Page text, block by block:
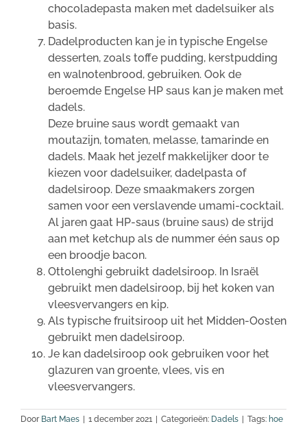
chocoladepasta maken met dadelsuiker als
basis.
Dadelproducten kan je in typische Engelse
desserten, zoals toffe pudding, kerstpudding
en walnotenbrood, gebruiken. Ook de
beroemde Engelse HP saus kan je maken met
dadels.
Deze bruine saus wordt gemaakt van
moutazijn, tomaten, melasse, tamarinde en
dadels. Maak het jezelf makkelijker door te
kiezen voor dadelsuiker, dadelpasta of
dadelsiroop. Deze smaakmakers zorgen
samen voor een verslavende umami-cocktail.
Al jaren gaat HP-saus (bruine saus) de strijd
aan met ketchup als de nummer één saus op
een broodje bacon.
Ottolenghi gebruikt dadelsiroop. In Israël
gebruikt men dadelsiroop, bij het koken van
vleesvervangers en kip.
Als typische fruitsiroop uit het Midden-Oosten
gebruikt men dadelsiroop.
Je kan dadelsiroop ook gebruiken voor het
glazuren van groente, vlees, vis en
vleesvervangers.
Door Bart Maes 1 december 2021 Categorieën: Dadels Tags: hoe